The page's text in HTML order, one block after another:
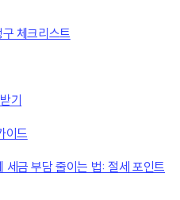
체크리스트
기
이드
세금 부담 줄이는 법: 절세 포인트